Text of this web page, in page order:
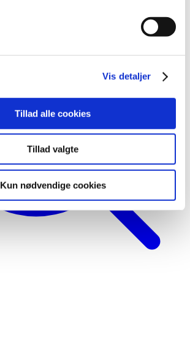
Vis detaljer
Tillad alle cookies
Tillad valgte
Kun nødvendige cookies